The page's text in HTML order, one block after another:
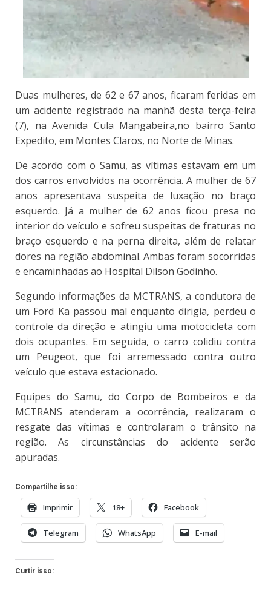
Duas mulheres, de 62 e 67 anos, ficaram feridas em
um acidente registrado na manhã desta terça-feira
(7), na Avenida Cula Mangabeira,no bairro Santo
Expedito, em Montes Claros, no Norte de Minas.
De acordo com o Samu, as vítimas estavam em um
dos carros envolvidos na ocorrência. A mulher de 67
anos apresentava suspeita de luxação no braço
esquerdo. Já a mulher de 62 anos ficou presa no
interior do veículo e sofreu suspeitas de fraturas no
braço esquerdo e na perna direita, além de relatar
dores na região abdominal. Ambas foram socorridas
e encaminhadas ao Hospital Dilson Godinho.
Segundo informações da MCTRANS, a condutora de
um Ford Ka passou mal enquanto dirigia, perdeu o
controle da direção e atingiu uma motocicleta com
dois ocupantes. Em seguida, o carro colidiu contra
um Peugeot, que foi arremessado contra outro
veículo que estava estacionado.
Equipes do Samu, do Corpo de Bombeiros e da
MCTRANS atenderam a ocorrência, realizaram o
resgate das vítimas e controlaram o trânsito na
região. As circunstâncias do acidente serão
apuradas.
Compartilhe isso:
Imprimir 18+ Facebook
Telegram WhatsApp E-mail
Curtir isso: